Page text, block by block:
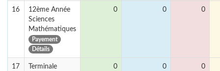
16
12ème Année
Sciences
Mathématiques
Payement
Détails
0 0 0
17
Terminale
0 0 0